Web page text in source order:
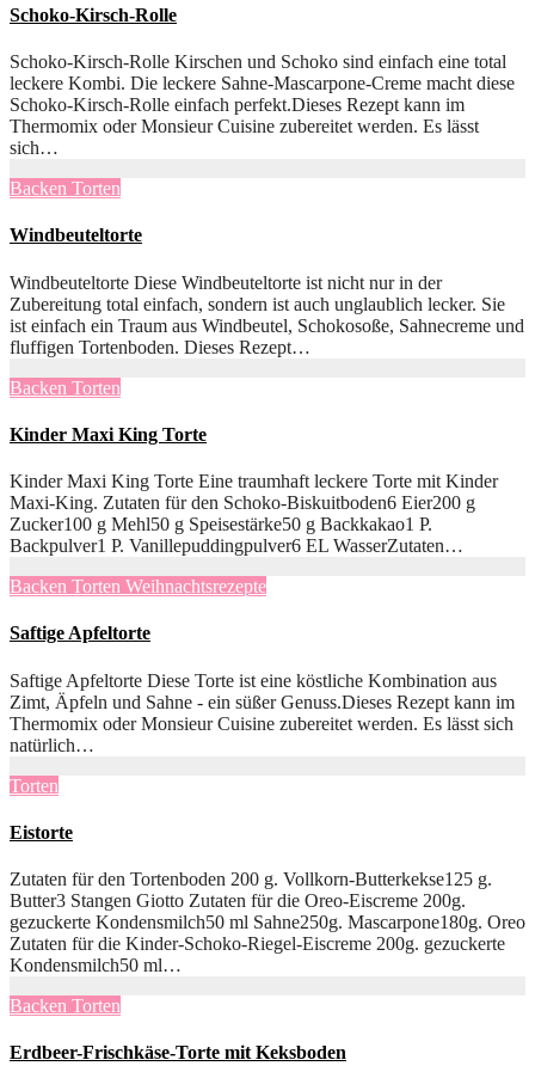
Schoko-Kirsch-Rolle
Schoko-Kirsch-Rolle Kirschen und Schoko sind einfach eine total
leckere Kombi. Die leckere Sahne-Mascarpone-Creme macht diese
Schoko-Kirsch-Rolle einfach perfekt.Dieses Rezept kann im
Thermomix oder Monsieur Cuisine zubereitet werden. Es lässt
sich…
Backen Torten
Windbeuteltorte
Windbeuteltorte Diese Windbeuteltorte ist nicht nur in der
Zubereitung total einfach, sondern ist auch unglaublich lecker. Sie
ist einfach ein Traum aus Windbeutel, Schokosoße, Sahnecreme und
fluffigen Tortenboden. Dieses Rezept…
Backen Torten
Kinder Maxi King Torte
Kinder Maxi King Torte Eine traumhaft leckere Torte mit Kinder
Maxi-King. Zutaten für den Schoko-Biskuitboden6 Eier200 g
Zucker100 g Mehl50 g Speisestärke50 g Backkakao1 P.
Backpulver1 P. Vanillepuddingpulver6 EL WasserZutaten…
Backen Torten Weihnachtsrezepte
Saftige Apfeltorte
Saftige Apfeltorte Diese Torte ist eine köstliche Kombination aus
Zimt, Äpfeln und Sahne - ein süßer Genuss.Dieses Rezept kann im
Thermomix oder Monsieur Cuisine zubereitet werden. Es lässt sich
natürlich…
Torten
Eistorte
Zutaten für den Tortenboden 200 g. Vollkorn-Butterkekse125 g.
Butter3 Stangen Giotto Zutaten für die Oreo-Eiscreme 200g.
gezuckerte Kondensmilch50 ml Sahne250g. Mascarpone180g. Oreo
Zutaten für die Kinder-Schoko-Riegel-Eiscreme 200g. gezuckerte
Kondensmilch50 ml…
Backen Torten
Erdbeer-Frischkäse-Torte mit Keksboden